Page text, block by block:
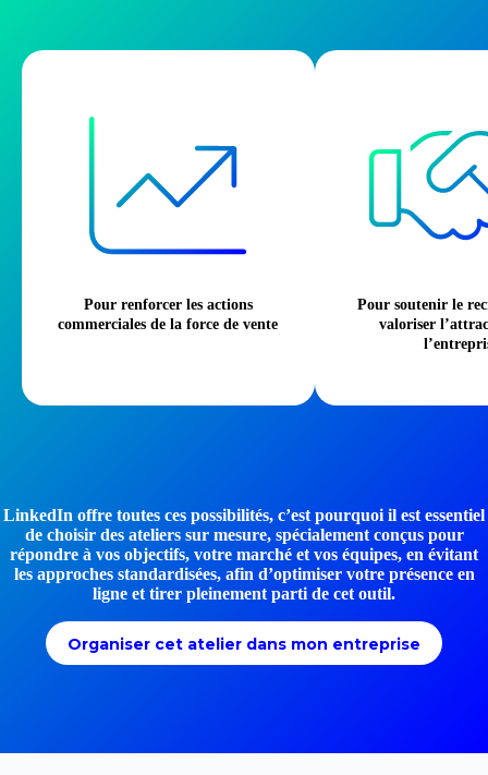
Pour renforcer les actions
commerciales de la force de vente
Pour soutenir le
valoriser
LinkedIn offre toutes ces possibilités, c’est pourquoi il est essentiel
de choisir des ateliers sur mesure, spécialement conçus pour
répondre à vos objectifs, votre marché et vos équipes, en évitant
les approches standardisées, afin d’optimiser votre présence en
ligne et tirer pleinement parti de cet outil.
Organiser cet atelier dans mon entreprise